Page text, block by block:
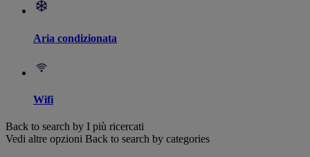
Aria condizionata
Wifi
Back to search by I più ricercati
Vedi altre opzioni Back to search by categories